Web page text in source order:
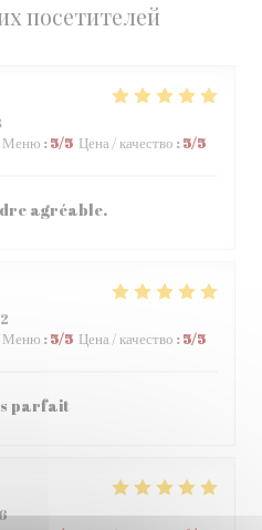
посетителей
Меню :5/5 Цена / качество :5/5
agréable.
Меню :5/5 Цена / качество :5/5
parfait